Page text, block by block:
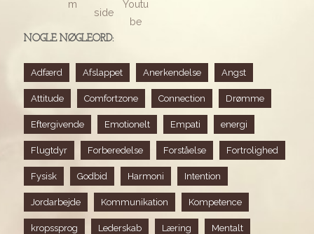
NOGLE NØGLEORD:
Adfærd Afslappet Anerkendelse Angst
Attitude Comfortzone Connection Drømme
Eftergivende Emotionelt Empati energi
Flugtdyr Forberedelse Forståelse Fortrolighed
Fysisk Godbid Harmoni Intention
Jordarbejde Kommunikation Kompetence
kropssprog Lederskab Læring Mentalt